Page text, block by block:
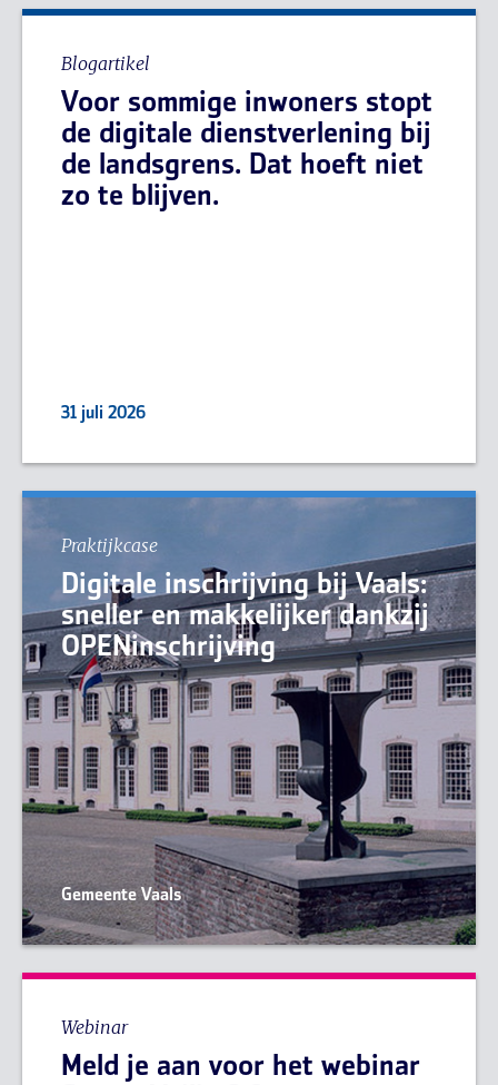
Blogartikel
Voor sommige inwoners stopt
de digitale dienstverlening bij
de landsgrens. Dat hoeft niet
zo te blijven.
31 juli 2026
Praktijkcase
Digitale inschrijving bij Vaals:
sneller en makkelijker dankzij
OPENinschrijving
Gemeente Vaals
Webinar
Meld je aan voor het webinar